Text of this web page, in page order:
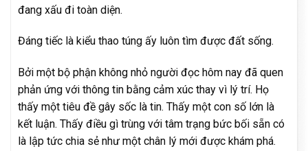
đang xấu đi toàn diện.
Đáng tiếc là kiểu thao túng ấy luôn tìm được đất sống.
Bởi một bộ phận không nhỏ người đọc hôm nay đã quen
phản ứng với thông tin bằng cảm xúc thay vì lý trí. Họ
thấy một tiêu đề gây sốc là tin. Thấy một con số lớn là
kết luận. Thấy điều gì trùng với tâm trạng bức bối sẵn có
là lập tức chia sẻ như một chân lý mới được khám phá.